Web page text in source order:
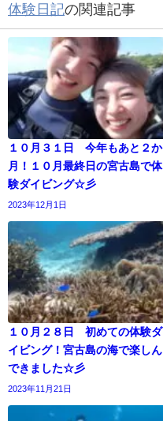
体験日記の関連記事
１０月３１日 今年もあと２か
月！１０月最終日の宮古島で体
験ダイビング☆彡
2023年12月1日
１０月２８日 初めての体験ダ
イビング！宮古島の海で楽しん
できました☆彡
2023年11月21日